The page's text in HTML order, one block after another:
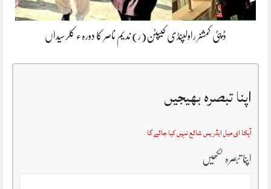
ڈپٹی کمشنر راولپنڈی کیپٹن(ر) ندیم ناصر کا دورہء کلرسیداں
اپنا تبصرہ بھیجیں
آپکا ای میل ایڈریس شائع نہیں کیا جائے گا
اپنا تبصرہ لکھیں